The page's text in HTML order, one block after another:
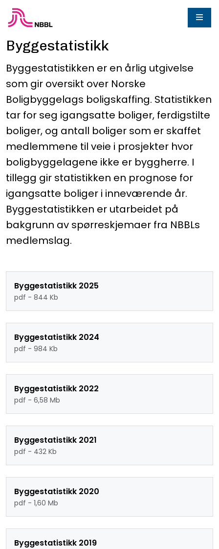
Byggestatistikk
Byggestatistikken er en årlig utgivelse
som gir oversikt over Norske
Boligbyggelags boligskaffing. Statistikken
tar for seg igangsatte boliger, ferdigstilte
boliger, og antall boliger som er skaffet
medlemmene til veie i prosjekter hvor
boligbyggelagene ikke er byggherre. I
tillegg gir statistikken en prognose for
igangsatte boliger i inneværende år.
Byggestatistikken er utarbeidet på
bakgrunn av spørreskjemaer fra NBBLs
medlemslag.
Byggestatistikk 2025
pdf - 844 Kb
Byggestatistikk 2024
pdf - 984 Kb
Byggestatistikk 2022
pdf - 6,58 Mb
Byggestatistikk 2021
pdf - 432 Kb
Byggestatistikk 2020
pdf - 1,60 Mb
Byggestatistikk 2019